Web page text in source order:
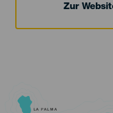
Zur
LA PALMA